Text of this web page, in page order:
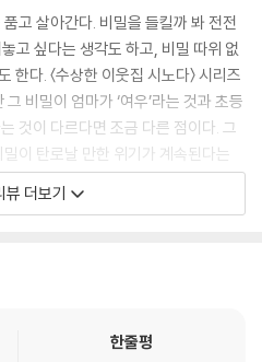
고 살아간다. 비밀을 들킬까 봐 전전
고 싶다는 생각도 하고, 비밀 따위 없
다. 〈수상한 이웃집 시노다〉 시리즈
비밀이 엄마가 ‘여우’라는 것과 초등
것이 다르다면 조금 다른 점이다. 그
이 탄로날 만한 위기가 계속된다는
들의 비밀을 지키려 애쓴다. 이런 다
면 태양을 향해 가슴을 펴라.’는 말과
뷰 더보기
한줄평